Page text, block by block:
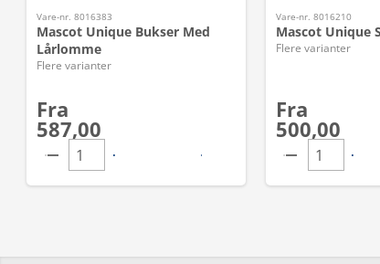
Vare-nr. 8016383
Mascot Unique Bukser Med
Lårlomme
Flere varianter
Fra
587,00
Vare-nr. 8016210
Mascot Unique
Flere varianter
Fra
500,00